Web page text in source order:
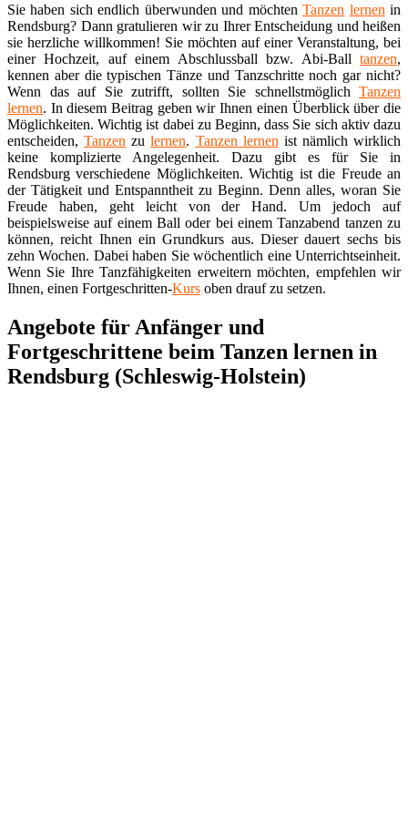
Sie haben sich endlich überwunden und möchtenTanzen lernen in
Rendsburg? Dann gratulieren wir zu Ihrer Entscheidung und heißen
sie herzliche willkommen! Sie möchten auf einer Veranstaltung, bei
einer Hochzeit, auf einem Abschlussball bzw. Abi-Ball tanzen,
kennen aber die typischen Tänze und Tanzschritte noch gar nicht?
Wenn das auf Sie zutrifft, sollten Sie schnellstmöglich Tanzen
lernen. In diesem Beitrag geben wir Ihnen einen Überblick über die
Möglichkeiten. Wichtig ist dabei zu Beginn, dass Sie sich aktiv dazu
entscheiden,Tanzen zulernen. Tanzen lernen ist nämlich wirklich
keine komplizierte Angelegenheit. Dazu gibt es für Sie in
Rendsburg verschiedene Möglichkeiten. Wichtig ist die Freude an
der Tätigkeit und Entspanntheit zu Beginn. Denn alles, woran Sie
Freude haben, geht leicht von der Hand. Um jedoch auf
beispielsweise auf einem Ball oder bei einem Tanzabend tanzen zu
können, reicht Ihnen ein Grundkurs aus. Dieser dauert sechs bis
zehn Wochen. Dabei haben Sie wöchentlich eine Unterrichtseinheit.
Wenn Sie Ihre Tanzfähigkeiten erweitern möchten, empfehlen wir
Ihnen, einen Fortgeschritten-Kurs oben drauf zu setzen.
Angebote für Anfänger und
Fortgeschrittene beim Tanzen lernen in
Rendsburg (Schleswig-Holstein)